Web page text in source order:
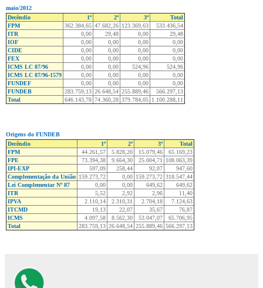
maio/2012
Decêndio
1º 2º 3º
Total
FPM
362.384,65 47.682,26 123.369,63
533.436,54
ITR
0,00 29,48 0,00
29,48
IOF
0,00 0,00 0,00
0,00
CIDE
0,00 0,00 0,00
0,00
FEX
0,00 0,00 0,00
0,00
ICMS LC 87/96
0,00 0,00 524,96
524,96
ICMS LC 87/96-1579
0,00 0,00 0,00
0,00
FUNDEF
0,00 0,00 0,00
0,00
FUNDEB
283.759,13 26.648,54 255.889,46
566.297,13
Total
646.143,78 74.360,28 379.784,05 1.100.288,11
Origens do FUNDEB
Decêndio
1º 2º 3º
Total
FPM
44.261,57 5.828,20 15.079,46
65.169,23
FPE
73.394,38 9.664,30 25.004,71
108.063,39
IPI-EXP
597,09 258,44 92,07
947,60
Complementação da União 159.273,72 0,00 159.273,72 318.547,44
Lei Complementar Nº 87
0,00 0,00 649,62
649,62
ITR
5,52 2,92 2,96
11,40
IPVA
2.110,14 2.310,31 2.704,18
7.124,63
ITCMD
19,13 22,07 35,67
76,87
ICMS
4.097,58 8.562,30 53.047,07
65.706,95
Total
283.759,13 26.648,54 255.889,46 566.297,13